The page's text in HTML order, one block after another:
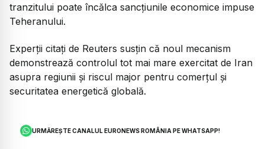
tranzitului poate încălca sancțiunile economice impuse
Teheranului.
Experții citați de Reuters susțin că noul mecanism
demonstrează controlul tot mai mare exercitat de Iran
asupra regiunii și riscul major pentru comerțul și
securitatea energetică globală.
URMĂREȘTE CANALUL EURONEWS ROMÂNIA PE WHATSAPP!